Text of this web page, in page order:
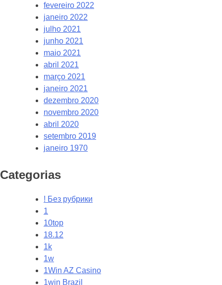
fevereiro 2022
janeiro 2022
julho 2021
junho 2021
maio 2021
abril 2021
março 2021
janeiro 2021
dezembro 2020
novembro 2020
abril 2020
setembro 2019
janeiro 1970
Categorias
! Без рубрики
1
10top
18.12
1k
1w
1Win AZ Casino
1win Brazil